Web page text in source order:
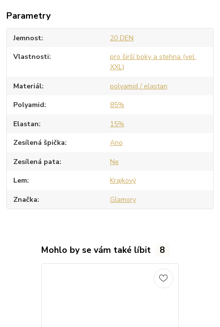
Parametry
Jemnost 20 DEN
Vlastnosti
pro širší boky a stehna (vel.
XXL)
Materiál polyamid / elastan
Polyamid 85%
Elastan 15%
Zesílená špička Ano
Zesílená pata Ne
Lem Krajkový
Značka Glamory
Mohlo by se vám také líbit 8